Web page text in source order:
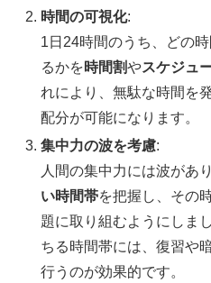
時間の可視化:
1日24時間のうち、どの
るかを時間割やスケジュ
れにより、無駄な時間を
配分が可能になります。
集中力の波を考慮:
人間の集中力には波があ
い時間帯を把握し、その
題に取り組むようにしま
ちる時間帯には、復習や
行うのが効果的です。